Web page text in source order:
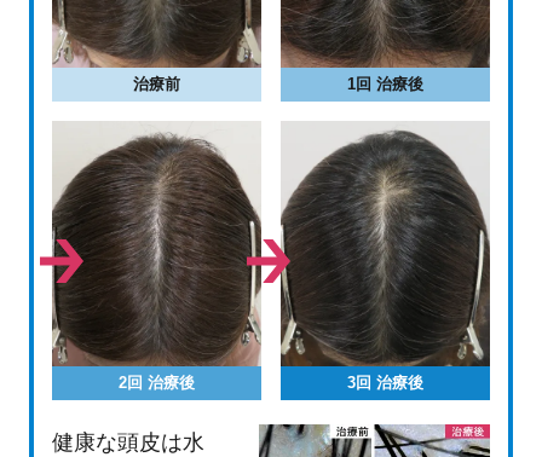
治療前 1回 治療後
2回 治療後 3回 治療後
健康な頭皮は水